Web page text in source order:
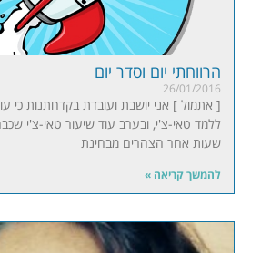
הרווחתי יום וסדר יום
26/01/2016
[ אתמול ] אני יושבת ועובדת בקדחתנות כי
ללמד טאי-צ'י, ובערב עוד שיעור טאי-צ'י
שעות אחר הצהרים מבחינת
להמשך קריאה »